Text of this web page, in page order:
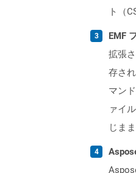
ト（
EMF
拡張
存さ
マン
ァイ
じま